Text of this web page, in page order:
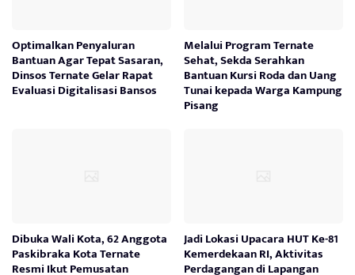
Optimalkan Penyaluran
Bantuan Agar Tepat Sasaran,
Dinsos Ternate Gelar Rapat
Evaluasi Digitalisasi Bansos
Melalui Program Ternate
Sehat, Sekda Serahkan
Bantuan Kursi Roda dan Uang
Tunai kepada Warga Kampung
Pisang
Dibuka Wali Kota, 62 Anggota
Paskibraka Kota Ternate
Resmi Ikut Pemusatan
Jadi Lokasi Upacara HUT Ke-81
Kemerdekaan RI, Aktivitas
Perdagangan di Lapangan